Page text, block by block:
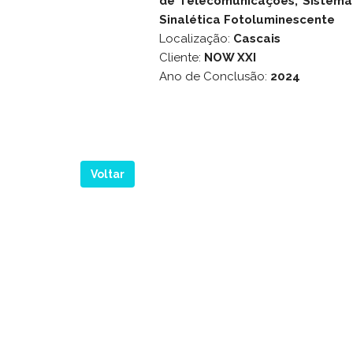
Sinalética Fotoluminescente
Localização: Cascais
Cliente: NOW XXI
Ano de Conclusão: 2024
Voltar